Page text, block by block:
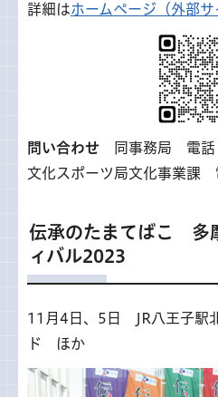
詳細はホームページ（外部サ
問い合わせ 同事務局 電
文化スポーツ局文化事業
伝承のたまてばこ 多
ィバル2023
11月4日、5日 JR八王子駅
ド ほか